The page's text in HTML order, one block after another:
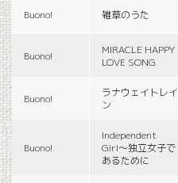
Buono! 雑草のうた
Buono!
MIRACLE HAPPY
LOVE SONG
Buono!
ラナウェイトレイ
ン
Buono!
Independent
Girl〜独立女子で
あるために